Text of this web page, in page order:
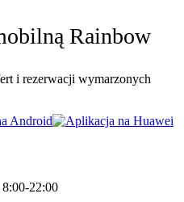
Rainbow
i rezerwacji wymarzonych
22:00